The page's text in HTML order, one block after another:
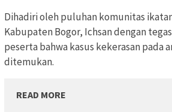
Dihadiri oleh puluhan komunitas
Kabupaten Bogor, Ichsan dengan
peserta bahwa kasus kekerasan pada
ditemukan.
READ MORE